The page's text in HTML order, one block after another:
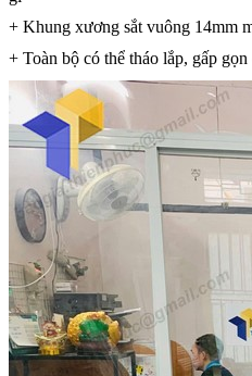
+ Khung xương sắt vuông 14mm
+ Toàn bộ có thể tháo lắp, gấp